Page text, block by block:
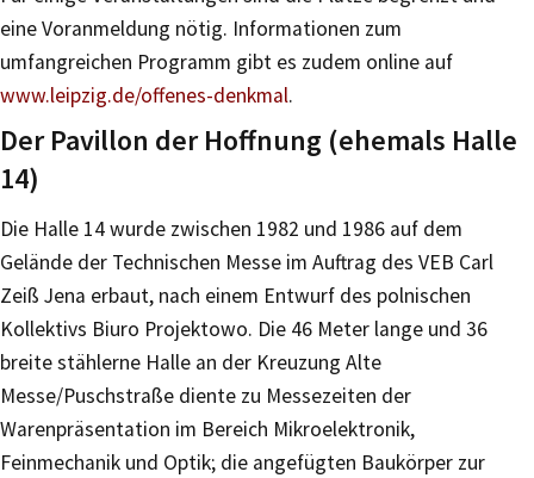
eine Voranmeldung nötig. Informationen zum
umfangreichen Programm gibt es zudem online auf
www.leipzig.de/offenes-denkmal.
Der Pavillon der Hoffnung (ehemals Halle
14)
Die Halle 14 wurde zwischen 1982 und 1986 auf dem
Gelände der Technischen Messe im Auftrag des VEB Carl
Zeiß Jena erbaut, nach einem Entwurf des polnischen
Kollektivs Biuro Projektowo. Die 46 Meter lange und 36
breite stählerne Halle an der Kreuzung Alte
Messe/Puschstraße diente zu Messezeiten der
Warenpräsentation im Bereich Mikroelektronik,
Feinmechanik und Optik; die angefügten Baukörper zur